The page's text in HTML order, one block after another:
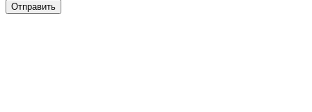
Отправить